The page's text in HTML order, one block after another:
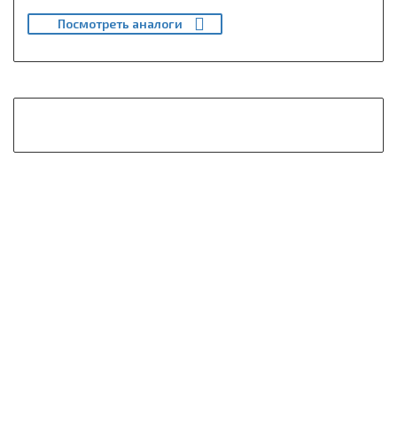
Посмотреть аналоги